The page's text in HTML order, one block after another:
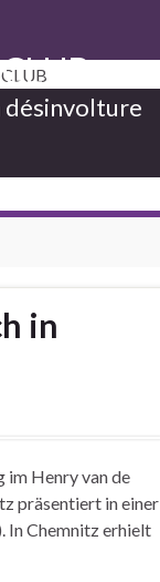
désinvolture
in
Henry van de
präsentiert in einer
In Chemnitz erhielt